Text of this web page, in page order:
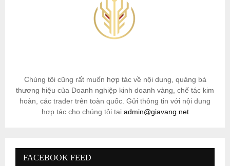
Chúng tôi cũng rất muốn hợp tác về nội dung, quảng bá
thương hiệu của Doanh nghiệp kinh doanh vàng, chế tác kim
hoàn, các trader trên toàn quốc. Gửi thông tin với nội dung
hợp tác cho chúng tôi tại admin@giavang.net
FACEBOOK FEED